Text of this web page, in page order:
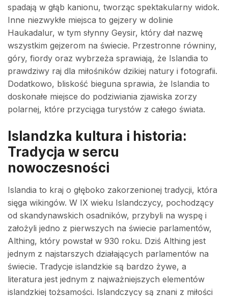
spadają w głąb kanionu, tworząc spektakularny widok.
Inne niezwykłe miejsca to gejzery w dolinie
Haukadalur, w tym słynny Geysir, który dał nazwę
wszystkim gejzerom na świecie. Przestronne równiny,
góry, fiordy oraz wybrzeża sprawiają, że Islandia to
prawdziwy raj dla miłośników dzikiej natury i fotografii.
Dodatkowo, bliskość bieguna sprawia, że Islandia to
doskonałe miejsce do podziwiania zjawiska zorzy
polarnej, które przyciąga turystów z całego świata.
Islandzka kultura i historia:
Tradycja w sercu
nowoczesności
Islandia to kraj o głęboko zakorzenionej tradycji, która
sięga wikingów. W IX wieku Islandczycy, pochodzący
od skandynawskich osadników, przybyli na wyspę i
założyli jedno z pierwszych na świecie parlamentów,
Althing, który powstał w 930 roku. Dziś Althing jest
jednym z najstarszych działających parlamentów na
świecie. Tradycje islandzkie są bardzo żywe, a
literatura jest jednym z najważniejszych elementów
islandzkiej tożsamości. Islandczycy są znani z miłości